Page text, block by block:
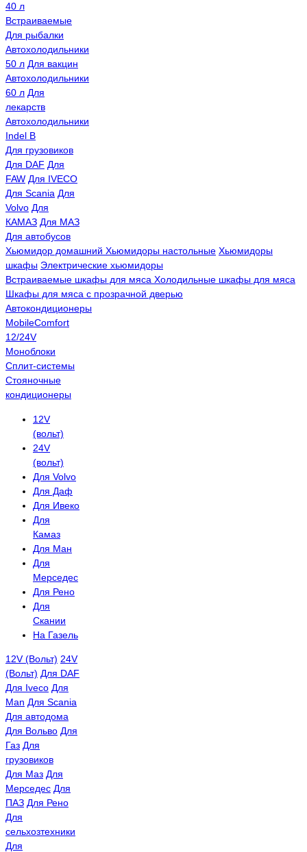
40 л
Встраиваемые
Для рыбалки
Автохолодильники
50 л Для вакцин
Автохолодильники
60 л Для
лекарств
Автохолодильники
Indel B
Для грузовиков
Для DAF Для
FAW Для IVECO
Для Scania Для
Volvo Для
КАМАЗ Для МАЗ
Для автобусов
Хьюмидор домашний Хьюмидоры настольные Хьюмидоры
шкафы Электрические хьюмидоры
Встраиваемые шкафы для мяса Холодильные шкафы для мяса
Шкафы для мяса с прозрачной дверью
Автокондиционеры
MobileComfort
12/24V
Моноблоки
Сплит-системы
Стояночные
кондиционеры
12V
(вольт)
24V
(вольт)
Для Volvo
Для Даф
Для Ивеко
Для
Камаз
Для Ман
Для
Мерседес
Для Рено
Для
Скании
На Газель
12V (Вольт) 24V
(Вольт) Для DAF
Для Iveco Для
Man Для Scania
Для автодома
Для Вольво Для
Газ Для
грузовиков
Для Маз Для
Мерседес Для
ПАЗ Для Рено
Для
сельхозтехники
Для